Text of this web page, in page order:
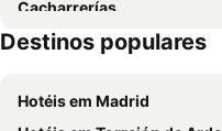
Cacharrerías
El Balconcillo
Parque de la Concordia
Destinos populares
Hotéis em Madrid